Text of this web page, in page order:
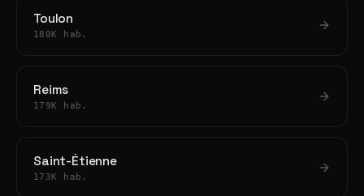
Toulon
180K hab.
Reims
179K hab.
Saint-Étienne
173K hab.